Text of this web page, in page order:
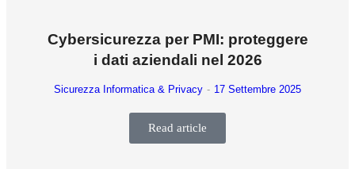
Cybersicurezza per PMI: proteggere
i dati aziendali nel 2026
Sicurezza Informatica & Privacy 17 Settembre 2025
Read article